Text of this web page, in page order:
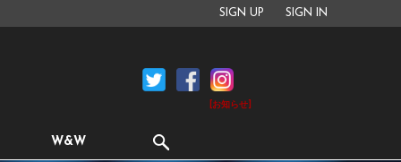
SIGN UP SIGN IN
[お知らせ]
W&W